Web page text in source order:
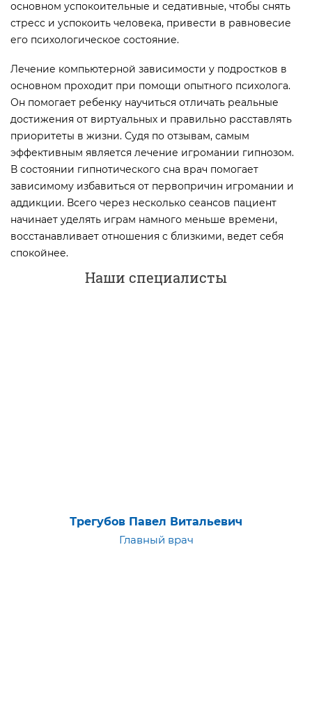
основном успокоительные и седативные, чтобы снять
стресс и успокоить человека, привести в равновесие
его психологическое состояние.
Лечение компьютерной зависимости у подростков в
основном проходит при помощи опытного психолога.
Он помогает ребенку научиться отличать реальные
достижения от виртуальных и правильно расставлять
приоритеты в жизни. Судя по отзывам, самым
эффективным является лечение игромании гипнозом.
В состоянии гипнотического сна врач помогает
зависимому избавиться от первопричин игромании и
аддикции. Всего через несколько сеансов пациент
начинает уделять играм намного меньше времени,
восстанавливает отношения с близкими, ведет себя
спокойнее.
Наши специалисты
Трегубов Павел Витальевич
Главный врач